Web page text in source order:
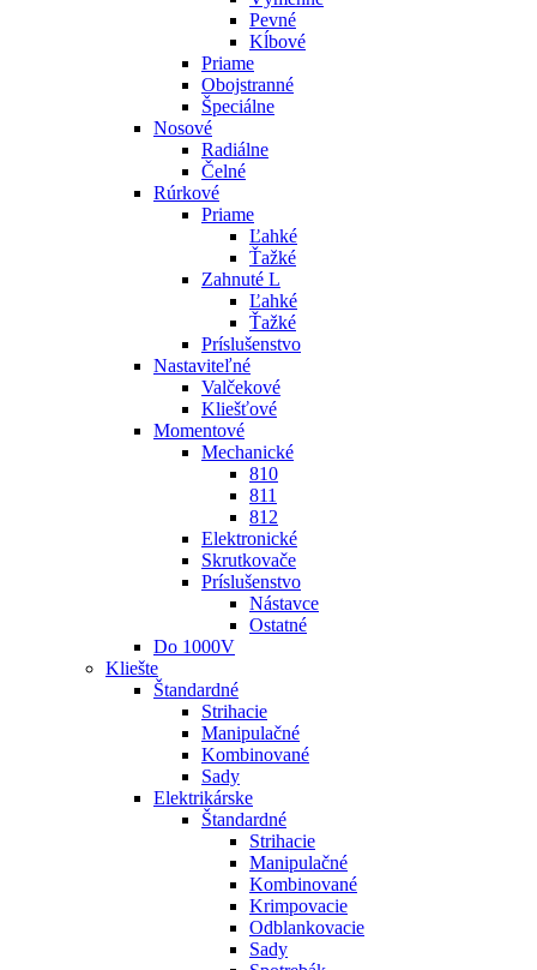
Pevné
Kĺbové
Priame
Obojstranné
Špeciálne
Nosové
Radiálne
Čelné
Rúrkové
Priame
Ľahké
Ťažké
Zahnuté L
Ľahké
Ťažké
Príslušenstvo
Nastaviteľné
Valčekové
Kliešťové
Momentové
Mechanické
810
811
812
Elektronické
Skrutkovače
Príslušenstvo
Nástavce
Ostatné
Do 1000V
Kliešte
Štandardné
Strihacie
Manipulačné
Kombinované
Sady
Elektrikárske
Štandardné
Strihacie
Manipulačné
Kombinované
Krimpovacie
Odblankovacie
Sady